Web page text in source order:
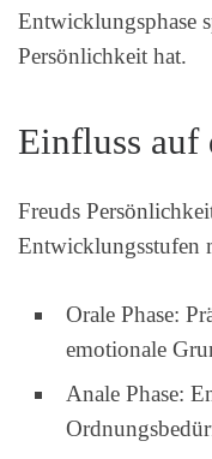
Entwicklungsphase
Persönlichkeit hat.
Einfluss auf
Freuds
Entwicklungsstufen
Orale Phase:
emotionale
Anale Phase: